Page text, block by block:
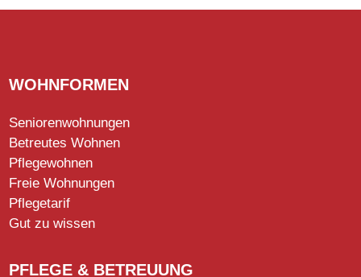
WOHNFORMEN
Seniorenwohnungen
Betreutes Wohnen
Pflegewohnen
Freie Wohnungen
Pflegetarif
Gut zu wissen
PFLEGE & BETREUUNG